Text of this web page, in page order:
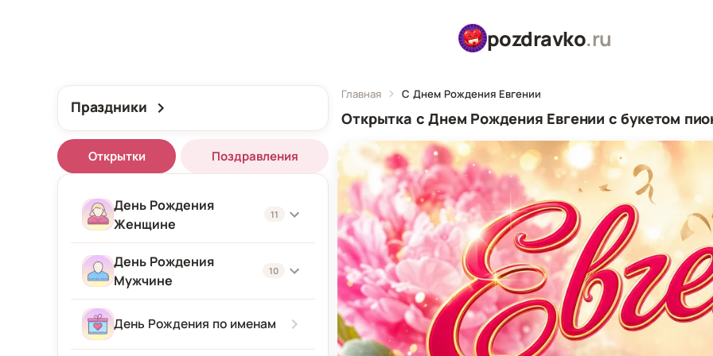
pozdravko.ru
Праздники
Открытки Поздравления
День Рождения
Женщине
11
Женщине
Подруге
Девушке
День Рождения
Мужчине
10
Мужчине
День Рождения по именам
Главная С Днем Рождения Евгении
Открытка с Днем Рождения Евгении с букетом